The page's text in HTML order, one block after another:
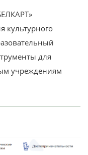
культурного
для
учреждениям